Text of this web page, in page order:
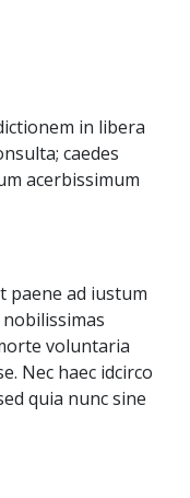
in libera
caedes
acerbissimum
paene ad iustum
voluntaria
Nec haec idcirco
quia nunc sine